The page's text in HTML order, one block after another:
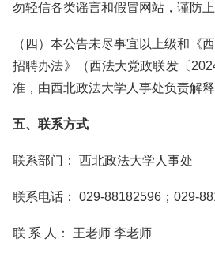
勿轻信各类谣言和假冒网站，谨防上
（四）本公告未尽事宜以上级和《
招聘办法》（西法大党政联发〔
准，由西北政法大学人事处负责解释
五、联系方式
联系部门： 西北政法大学人事处
联系电话： 029-88182596；029-
联 系 人： 王老师 李老师